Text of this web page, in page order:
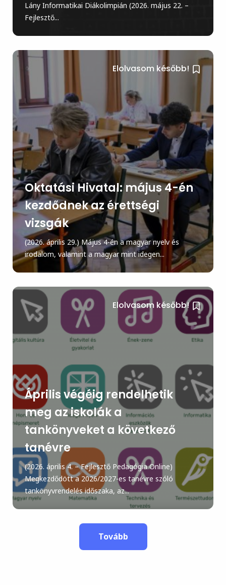
Lány Informatikai Diákolimpián (2026. május 22. –
Fejlesztő...
Elolvasom később!
Oktatási Hivatal: május 4-én
kezdődnek az érettségi
vizsgák
(2026. április 29.) Május 4-én a magyar nyelv és
irodalom, valamint a magyar mint idegen...
Elolvasom később!
Április végéig rendelhetik
meg az iskolák a
tankönyveket a következő
tanévre
(2026. április 4. – Fejlesztő Pedagógia Online)
Megkezdődött a 2026/2027-es tanévre szóló
tankönyvrendelés időszaka, az...
Tovább